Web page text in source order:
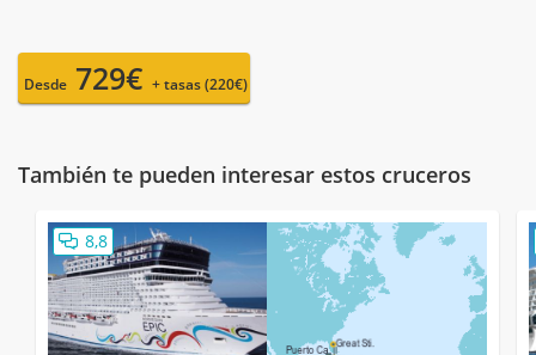
Desde 729€ + tasas (220€)
También te pueden interesar estos cruceros
8,8